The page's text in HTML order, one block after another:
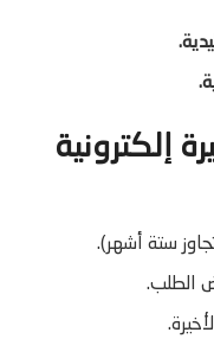
إلكترونية
ستة أشهر).
الطلب.